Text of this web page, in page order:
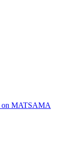
on MATSAMA